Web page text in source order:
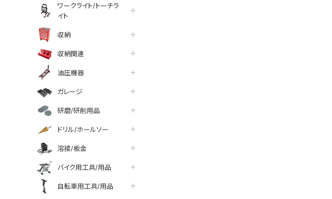
ワークライト/トーチラ
イト
収納
収納関連
油圧機器
ガレージ
研磨/研削用品
ドリル/ホールソー
溶接/板金
バイク用工具/用品
自転車用工具/用品
facebook
line